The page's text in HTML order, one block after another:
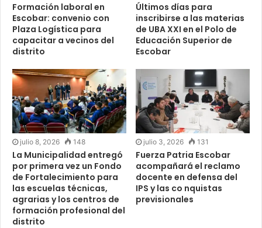
Formación laboral en
Escobar: convenio con
Plaza Logística para
capacitar a vecinos del
distrito
Últimos días para
inscribirse a las materias
de UBA XXI en el Polo de
Educación Superior de
Escobar
julio 8, 2026 148
La Municipalidad entregó
por primera vez un Fondo
de Fortalecimiento para
las escuelas técnicas,
agrarias y los centros de
formación profesional del
distrito
julio 3, 2026 131
Fuerza Patria Escobar
acompañará el reclamo
docente en defensa del
IPS y las co nquistas
previsionales